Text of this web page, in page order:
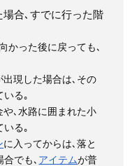
場合､すでに行った階
かった後に戻っても､
出現した場合は､その
いる｡
､水路に囲まれた小
いる｡
に入ってからは､落と
でも､ アイテムが普